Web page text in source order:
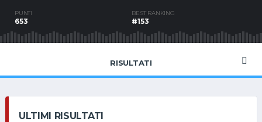
PUNTI
653
BEST RANKING
#153
RISULTATI
ULTIMI RISULTATI